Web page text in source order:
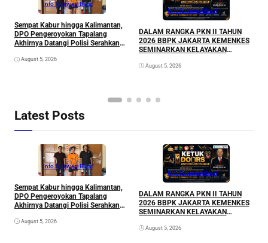
Info Sulawesi Barat
Sempat Kabur hingga Kalimantan,
DPO Pengeroyokan Tapalang
Akhirnya Datangi Polisi Serahkan
August 5, 2026
Info Sulawesi Barat
DALAM RANGKA PKN II TAHUN
2026 BBPK JAKARTA KEMENKES
SEMINARKAN KELAYAKAN
PERUBAHAN KETUK DOORS
August 5, 2026
Latest Posts
Info Sulawesi Barat
Sempat Kabur hingga Kalimantan,
DPO Pengeroyokan Tapalang
Akhirnya Datangi Polisi Serahkan
August 5, 2026
Info Sulawesi Barat
DALAM RANGKA PKN II TAHUN
2026 BBPK JAKARTA KEMENKES
SEMINARKAN KELAYAKAN
PERUBAHAN KETUK DOORS
August 5, 2026